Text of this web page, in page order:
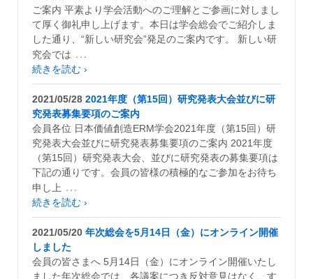
ご案内 平素より学会活動へのご理解とご参画に対しまし
て厚く御礼申し上げます。本日は学会総会でご紹介しま
した通り、“新しい研究会”発足のご案内です。 新しい研
究会では …
続きを読む ›
2021/05/28 2021年度（第15回）研究発表大会並びに研
究発表募集要項のご案内
会員各位 日本価値創造ERM学会2021年度（第15回）研
究発表大会並びに研究発表募集要項のご案内 2021年度
（第15回）研究発表大会、並びに研究発表の募集要項は
下記の通りです。会員の皆様の積極的なご参加をお待ち
申し上 …
続きを読む ›
2021/05/20 年次総会を5月14日（金）にオンライン開催
しました
会員の皆さまへ 5月14日（金）にオンライン開催いたし
ました年次総会では、各議案につき反対意見はなく、す